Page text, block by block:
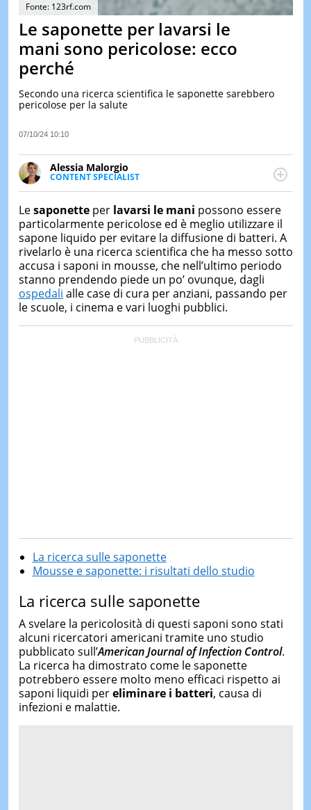
&
TEST
DI
IERI
Fonte: 123rf.com
Le saponette per lavarsi le
mani sono pericolose: ecco
perché
Secondo una ricerca scientifica le saponette sarebbero
pericolose per la salute
07/10/24 10:10
Alessia Malorgio
CONTENT SPECIALIST
Ha conseguito un Master in Marketing Management
occupa della creazione di contenuti in ottica SEO e
dello sviluppo di strategie marketing attraverso
canali digitali.
Lesaponetteper lavarsi le mani possono essere
particolarmente pericolose ed è meglio utilizzare il
sapone liquido per evitare la diffusione di batteri. A
rivelarlo è una ricerca scientifica che ha messo sotto
accusa i saponi in mousse, che nell’ultimo periodo
stanno prendendo piede un po’ ovunque, dagli
ospedali alle case di cura per anziani, passando per
le scuole, i cinema e vari luoghi pubblici.
La ricerca sulle saponette
Mousse e saponette: i risultati dello studio
La ricerca sulle saponette
A svelare la pericolosità di questi saponi sono stati
alcuni ricercatori americani tramite uno studio
pubblicato sull’American Journal of Infection Control.
La ricerca ha dimostrato come le saponette
potrebbero essere molto meno efficaci rispetto ai
saponi liquidi pereliminare i batteri, causa di
infezioni e malattie.